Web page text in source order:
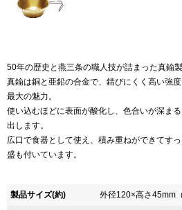
50年の歴史と燕三条の職人技が詰まった真鍮製
真鍮は銅と亜鉛の合金で、錆びにくく高い強
最大の魅力。
使い込むほどに表面が酸化し、色合いが深ま
出します。
広口で食器として使え、積み重ねができてす
盛も付いています。
製品サイズ(約) 外径120×高さ45mm